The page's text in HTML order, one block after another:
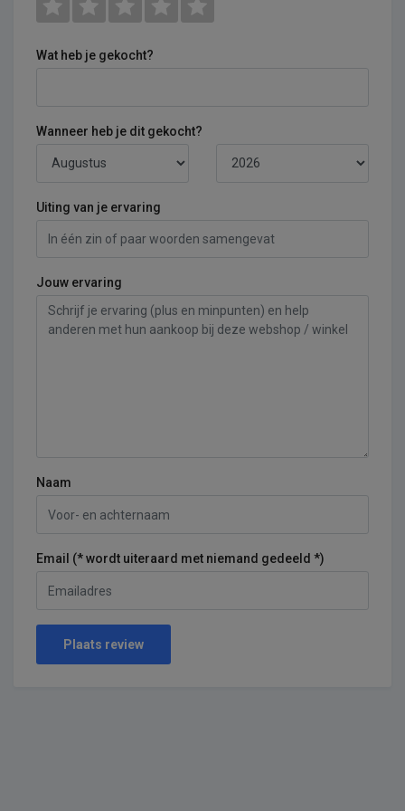
Wat heb je gekocht?
Wanneer heb je dit gekocht?
Uiting van je ervaring
Jouw ervaring
Naam
Email (* wordt uiteraard met niemand gedeeld *)
Plaats review